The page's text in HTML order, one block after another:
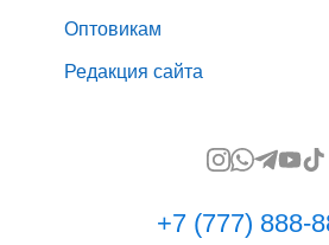
Оптовикам
Редакция сайта
+7 (777) 888-